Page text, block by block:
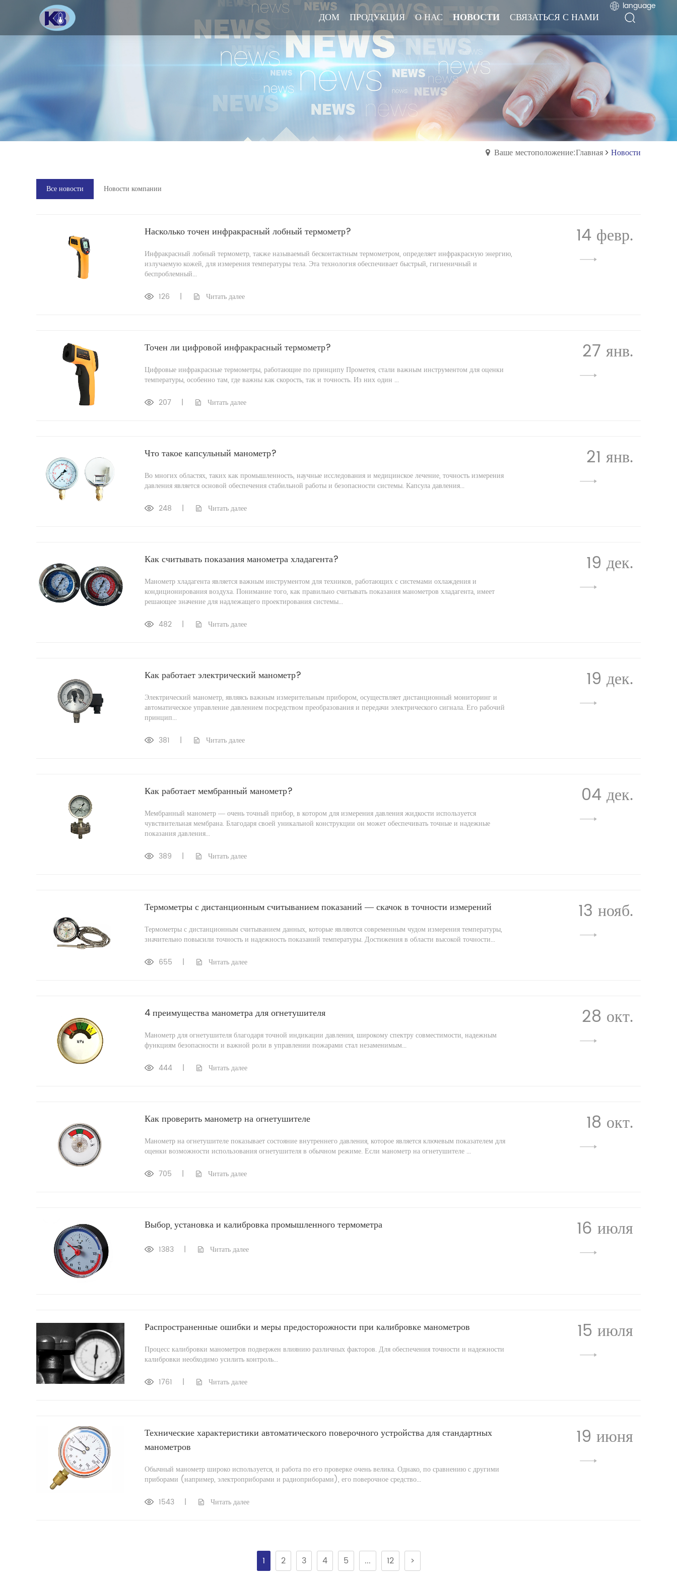
ДОМ ПРОДУКЦИЯ О НАС НОВОСТИ СВЯЗАТЬСЯ С НАМИ
language
ДОМ ПРОДУКЦИЯ О НАС НОВОСТИ СВЯЗАТЬСЯ С НАМИ
language
Ваше местоположение:Главная Новости
Все новости Новости компании
Насколько точен инфракрасный лобный термометр?
Инфракрасный лобный термометр, также называемый бесконтактным термометром, определяет инфракрасную энергию,
излучаемую кожей, для измерения температуры тела. Эта технология обеспечивает быстрый, гигиеничный и
беспроблемный...
14 февр.
126 | Читать далее
Точен ли цифровой инфракрасный термометр?
Цифровые инфракрасные термометры, работающие по принципу Прометея, стали важным инструментом для оценки
температуры, особенно там, где важны как скорость, так и точность. Из них один ...
27 янв.
207 | Читать далее
Что такое капсульный манометр?
Во многих областях, таких как промышленность, научные исследования и медицинское лечение, точность измерения
давления является основой обеспечения стабильной работы и безопасности системы. Капсула давления...
21 янв.
248 | Читать далее
Как считывать показания манометра хладагента?
Манометр хладагента является важным инструментом для техников, работающих с системами охлаждения и
кондиционирования воздуха. Понимание того, как правильно считывать показания манометров хладагента, имеет
решающее значение для надлежащего проектирования системы...
19 дек.
482 | Читать далее
Как работает электрический манометр?
Электрический манометр, являясь важным измерительным прибором, осуществляет дистанционный мониторинг и
автоматическое управление давлением посредством преобразования и передачи электрического сигнала. Его рабочий
принцип...
19 дек.
381 | Читать далее
Как работает мембранный манометр?
Мембранный манометр — очень точный прибор, в котором для измерения давления жидкости используется
чувствительная мембрана. Благодаря своей уникальной конструкции он может обеспечивать точные и надежные
показания давления...
04 дек.
389 | Читать далее
Термометры с дистанционным считыванием показаний — скачок в точности измерений
Термометры с дистанционным считыванием данных, которые являются современным чудом измерения температуры,
значительно повысили точность и надежность показаний температуры. Достижения в области высокой точности...
13 нояб.
655 | Читать далее
4 преимущества манометра для огнетушителя
Манометр для огнетушителя благодаря точной индикации давления, широкому спектру совместимости, надежным
функциям безопасности и важной роли в управлении пожарами стал незаменимым...
28 окт.
444 | Читать далее
Как проверить манометр на огнетушителе
Манометр на огнетушителе показывает состояние внутреннего давления, которое является ключевым показателем для
оценки возможности использования огнетушителя в обычном режиме. Если манометр на огнетушителе ...
18 окт.
705 | Читать далее
Выбор, установка и калибровка промышленного термометра 16 июля
1383 | Читать далее
Распространенные ошибки и меры предосторожности при калибровке манометров
Процесс калибровки манометров подвержен влиянию различных факторов. Для обеспечения точности и надежности
калибровки необходимо усилить контроль...
15 июля
1761 | Читать далее
Технические характеристики автоматического поверочного устройства для стандартных
манометров
Обычный манометр широко используется, и работа по его проверке очень велика. Однако, по сравнению с другими
приборами (например, электроприборами и радиоприборами), его поверочное средство...
19 июня
1543 | Читать далее
1 2 3 4 5 ... 12 >